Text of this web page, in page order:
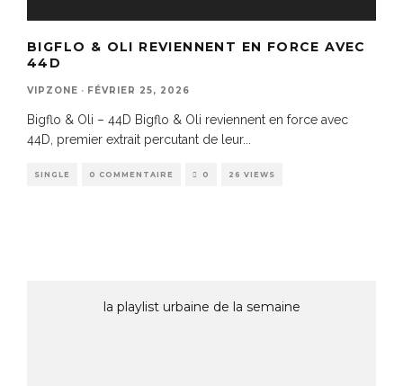
BIGFLO & OLI REVIENNENT EN FORCE AVEC
44D
VIPZONE · FÉVRIER 25, 2026
Bigflo & Oli – 44D Bigflo & Oli reviennent en force avec
44D, premier extrait percutant de leur...
SINGLE 0 COMMENTAIRE 0 26 VIEWS
la playlist urbaine de la semaine